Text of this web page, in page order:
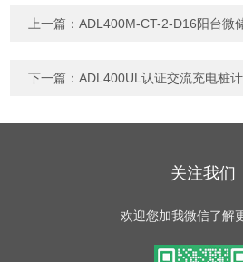
上一篇：ADL400M-CT-2-D16阳台微
下一篇：ADL400UL认证交流充电桩
关注我们
欢迎您加我微信了解